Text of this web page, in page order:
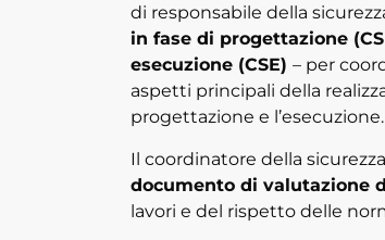
di responsabile della
in fase di progettazione
esecuzione (CSE) – per
aspetti principali della
progettazione e l’esecuzione.
Il coordinatore della
documento di valutazione
lavori e del rispetto delle